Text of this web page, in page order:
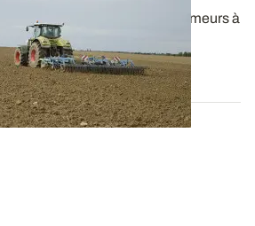
bêches roulantes, déchaumeurs à
cultivateurs...